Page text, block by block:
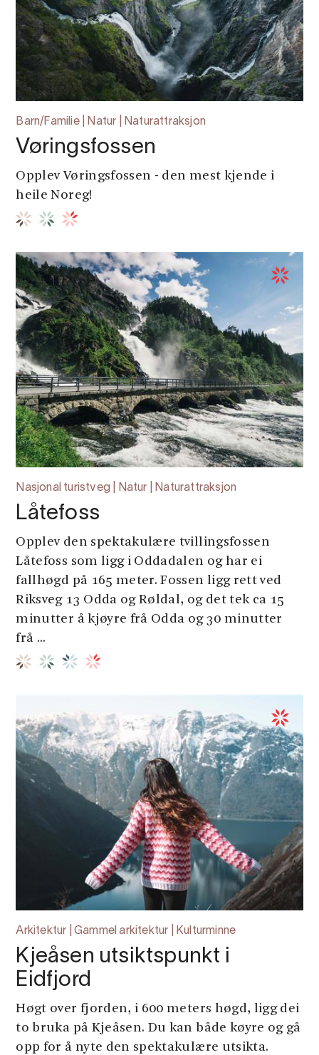
Barn/Familie | Natur | Naturattraksjon
Vøringsfossen
Opplev Vøringsfossen - den mest kjende i
heile Noreg!
Nasjonal turistveg | Natur | Naturattraksjon
Låtefoss
Opplev den spektakulære tvillingsfossen
Låtefoss som ligg i Oddadalen og har ei
fallhøgd på 165 meter. Fossen ligg rett ved
Riksveg 13 Odda og Røldal, og det tek ca 15
minutter å kjøyre frå Odda og 30 minutter
frå ...
Arkitektur | Gammel arkitektur | Kulturminne
Kjeåsen utsiktspunkt i
Eidfjord
Høgt over fjorden, i 600 meters høgd, ligg dei
to bruka på Kjeåsen. Du kan både køyre og gå
opp for å nyte den spektakulære utsikta.